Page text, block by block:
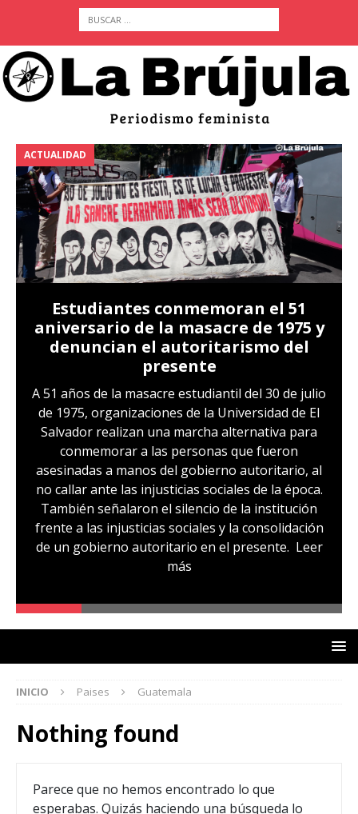
ACTUALIDAD
Estudiantes conmemoran el 51
aniversario de la masacre de 1975 y
denuncian el autoritarismo del
presente
A 51 años de la masacre estudiantil del 30 de julio
de 1975, organizaciones de la Universidad de El
Salvador realizan una marcha alternativa para
conmemorar a las personas que fueron
asesinadas a manos del gobierno autoritario, al
no callar ante las injusticias sociales de la época.
También señalaron el silencio de la institución
frente a las injusticias sociales y la consolidación
de un gobierno autoritario en el presente. Leer
más
INICIO Paises Guatemala
Nothing found
Parece que no hemos encontrado lo que
esperabas. Quizás haciendo una búsqueda lo